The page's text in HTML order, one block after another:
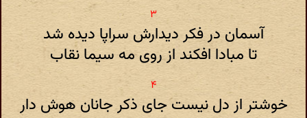
آسمان در فکر دیدارش سراپا دیده شد
تا مبادا افکند از روی مه سیما نقاب
خوشتر از دل نیست جای ذکر جانان هوش دار